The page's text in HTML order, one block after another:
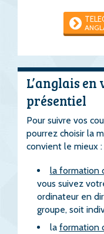
L’anglais
présentiel
Pour suivre vos
pourrez choisir la
convient le mieux :
la formation
vous suivez
ordinateur en
groupe, soit
la formation